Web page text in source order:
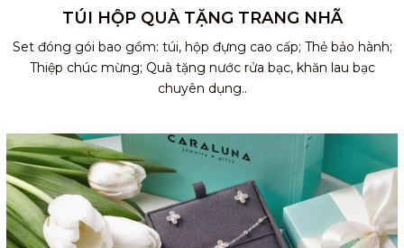
TÚI HỘP QUÀ TẶNG TRANG NHÃ
Set đóng gói bao gồm: túi, hộp đựng cao cấp; Thẻ bảo hành;
Thiệp chúc mừng; Quà tặng nước rửa bạc, khăn lau bạc
chuyên dụng..